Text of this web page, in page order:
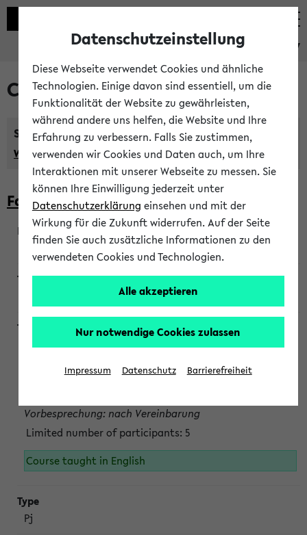
eKVV
Courses taught in English
Semester:
WiSe 2026/2027 SoSe 2026 Previous...
Faculty of Biology
200923
Wendisch, Peters-Wendisch, Stegelmann
Projektmodul "Bakterielle Biotechnologie"
Persönliche Anmeldung beim Veranstalter ist unbedingt
Vorbesprechung: nach Vereinbarung
Limited number of participants: 5
Course taught in English
Pj
Datenschutzeinstellung
Diese Webseite verwendet Cookies und ähnliche
Technologien. Einige davon sind essentiell, um die
Funktionalität der Website zu gewährleisten,
während andere uns helfen, die Website und Ihre
Erfahrung zu verbessern. Falls Sie zustimmen,
verwenden wir Cookies und Daten auch, um Ihre
Interaktionen mit unserer Webseite zu messen. Sie
können Ihre Einwilligung jederzeit unter
Datenschutzerklärung einsehen und mit der
Wirkung für die Zukunft widerrufen. Auf der Seite
finden Sie auch zusätzliche Informationen zu den
verwendeten Cookies und Technologien.
Alle akzeptieren
Nur notwendige Cookies zulassen
Impressum Datenschutz Barrierefreiheit